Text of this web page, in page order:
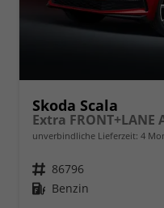
Skoda Scala
unverbindliche Lieferzeit: 4
Fahrzeugnr. 86796
Kraftstoff Benzin